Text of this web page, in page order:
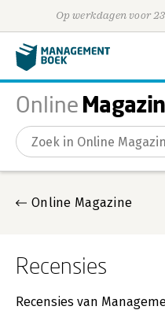
Op werkdagen voor
Online
Gevonden artikelen
Online Magazine
Recensies
Recensies van